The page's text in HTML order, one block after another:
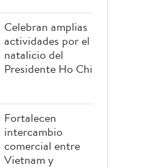
Celebran amplias
actividades por el
natalicio del
Presidente Ho Chi
Fortalecen
intercambio
comercial entre
Vietnam y